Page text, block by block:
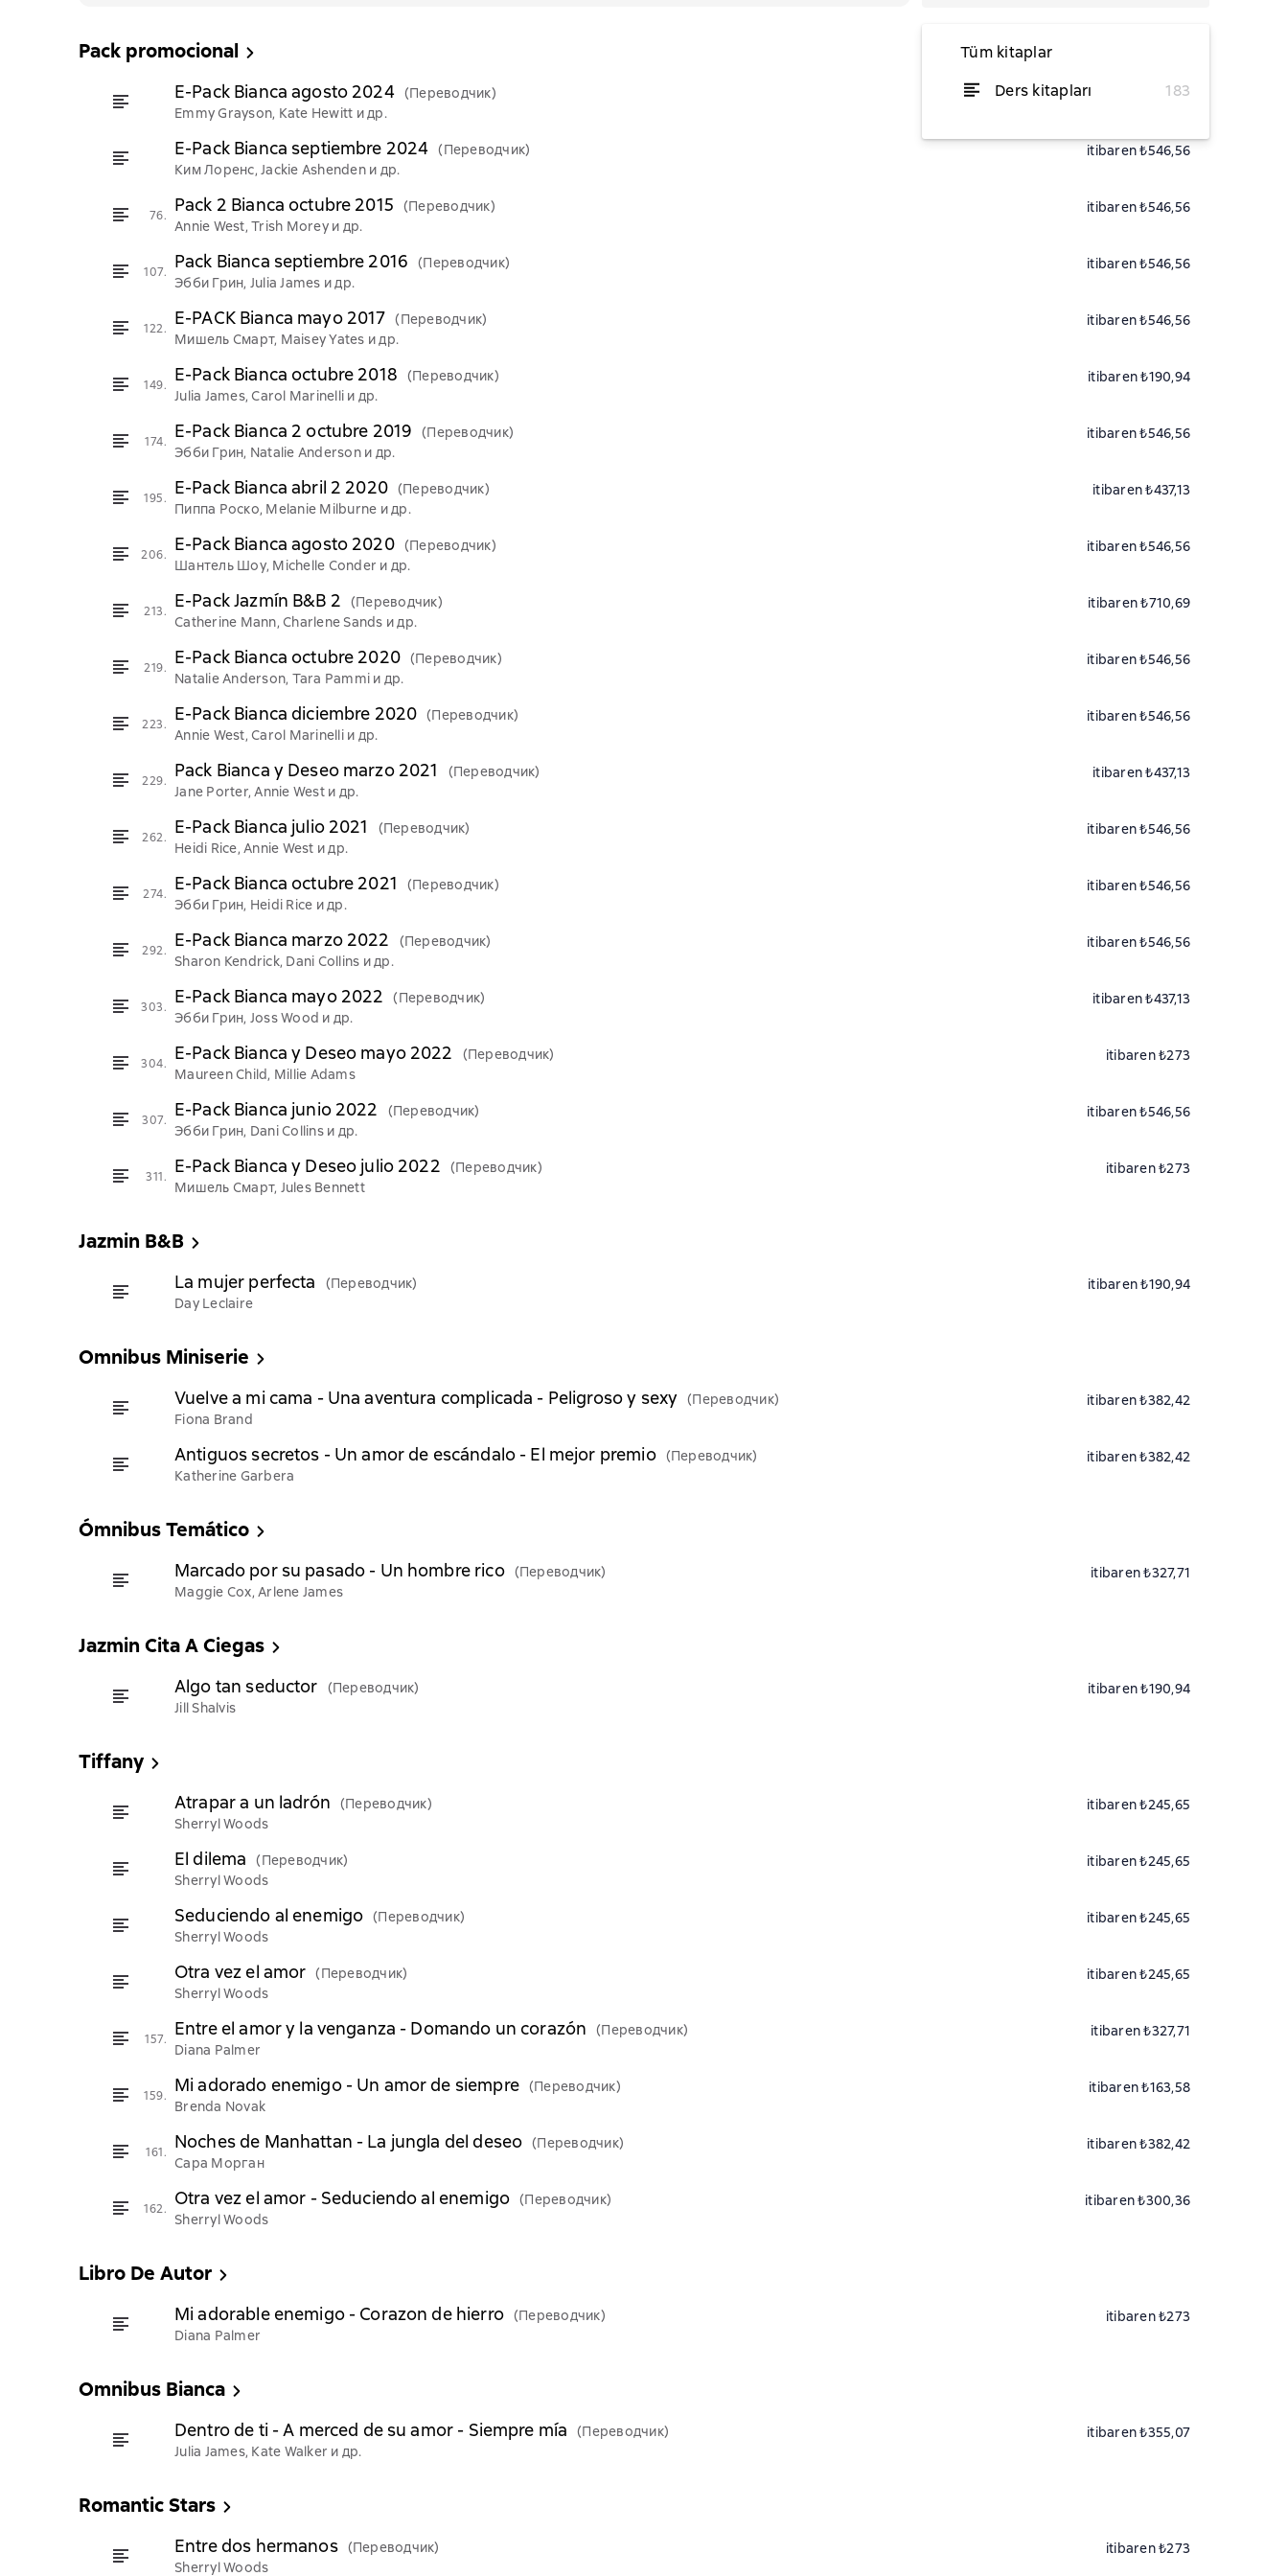
Tüm kitaplar
Ders kitapları
183
Pack promocional
E-Pack Bianca agosto 2024 (Переводчик)
Emmy Grayson, Kate Hewitt и др.
itibaren ₺546,56
E-Pack Bianca septiembre 2024 (Переводчик)
Ким Лоренс, Jackie Ashenden и др.
itibaren ₺546,56
76. Pack 2 Bianca octubre 2015
(Переводчик)
Annie West, Trish Morey и др.
itibaren ₺546,56
107. Pack Bianca septiembre 2016
(Переводчик)
Эбби Грин, Julia James и др.
itibaren ₺546,56
122. E-PACK Bianca mayo 2017 (Переводчик)
Мишель Смарт, Maisey Yates и др.
itibaren ₺546,56
149. E-Pack Bianca octubre 2018
(Переводчик)
Julia James, Carol Marinelli и др.
itibaren ₺190,94
174. E-Pack Bianca 2 octubre 2019
(Переводчик)
Эбби Грин, Natalie Anderson и др.
itibaren ₺546,56
195. E-Pack Bianca abril 2 2020 (Переводчик)
Пиппа Роско, Melanie Milburne и др.
itibaren ₺437,13
206. E-Pack Bianca agosto 2020 (Переводчик)
Шантель Шоу, Michelle Conder и др.
itibaren ₺546,56
213. E-Pack Jazmín B&B 2
(Переводчик)
Catherine Mann, Charlene Sands и др.
itibaren ₺710,69
219. E-Pack Bianca octubre 2020 (Переводчик)
Natalie Anderson, Tara Pammi и др.
itibaren ₺546,56
223. E-Pack Bianca diciembre 2020 (Переводчик)
Annie West, Carol Marinelli и др.
itibaren ₺546,56
229. Pack Bianca y Deseo marzo 2021
(Переводчик)
Jane Porter, Annie West и др.
itibaren ₺437,13
262. E-Pack Bianca julio 2021
(Переводчик)
Heidi Rice, Annie West и др.
itibaren ₺546,56
274. E-Pack Bianca octubre 2021
(Переводчик)
Эбби Грин, Heidi Rice и др.
itibaren ₺546,56
292. E-Pack Bianca marzo 2022
(Переводчик)
Sharon Kendrick, Dani Collins и др.
itibaren ₺546,56
303. E-Pack Bianca mayo 2022
(Переводчик)
Эбби Грин, Joss Wood и др.
itibaren ₺437,13
304. E-Pack Bianca y Deseo mayo 2022
(Переводчик)
Maureen Child, Millie Adams
itibaren ₺273
307. E-Pack Bianca junio 2022
(Переводчик)
Эбби Грин, Dani Collins и др.
itibaren ₺546,56
311. E-Pack Bianca y Deseo julio 2022
(Переводчик)
Мишель Смарт, Jules Bennett
itibaren ₺273
Jazmin B&B
La mujer perfecta
(Переводчик)
Day Leclaire
itibaren ₺190,94
Omnibus Miniserie
Vuelve a mi cama - Una aventura complicada - Peligroso y sexy (Переводчик)
Fiona Brand
itibaren ₺382,42
Antiguos secretos - Un amor de escándalo - El mejor premio (Переводчик)
Katherine Garbera
itibaren ₺382,42
Ómnibus Temático
Marcado por su pasado - Un hombre rico (Переводчик)
Maggie Cox, Arlene James
itibaren ₺327,71
Jazmin Cita A Ciegas
Algo tan seductor
(Переводчик)
Jill Shalvis
itibaren ₺190,94
Tiffany
Atrapar a un ladrón
(Переводчик)
Sherryl Woods
itibaren ₺245,65
El dilema
(Переводчик)
Sherryl Woods
itibaren ₺245,65
Seduciendo al enemigo (Переводчик)
Sherryl Woods
itibaren ₺245,65
Otra vez el amor (Переводчик)
Sherryl Woods
itibaren ₺245,65
157. Entre el amor y la venganza - Domando un corazón
(Переводчик)
Diana Palmer
itibaren ₺327,71
159. Mi adorado enemigo - Un amor de siempre (Переводчик)
Brenda Novak
itibaren ₺163,58
161. Noches de Manhattan - La jungla del deseo (Переводчик)
Сара Морган
itibaren ₺382,42
162. Otra vez el amor - Seduciendo al enemigo (Переводчик)
Sherryl Woods
itibaren ₺300,36
Libro De Autor
Mi adorable enemigo - Corazon de hierro (Переводчик)
Diana Palmer
itibaren ₺273
Omnibus Bianca
Dentro de ti - A merced de su amor - Siempre mía
(Переводчик)
Julia James, Kate Walker и др.
itibaren ₺355,07
Romantic Stars
Entre dos hermanos (Переводчик)
Sherryl Woods
itibaren ₺273